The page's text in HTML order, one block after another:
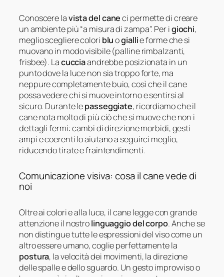
Conoscere lavista del caneci permette di creare
un ambiente più “a misura di zampa”. Per igiochi,
meglio scegliere colori bluogiallie forme che si
muovano in modo visibile (palline rimbalzanti,
frisbee). Lacucciaandrebbe posizionata in un
punto dove la luce non sia troppo forte, ma
neppure completamente buio, così che il cane
possa vedere chi si muove intorno e sentirsi al
sicuro. Durante lepasseggiate, ricordiamo che il
cane nota molto di più ciò che si muove che non i
dettagli fermi: cambi di direzione morbidi, gesti
ampi e coerenti lo aiutano a seguirci meglio,
riducendo tirate e fraintendimenti.
Comunicazione visiva: cosa il cane vede di
noi
Oltre ai colori e alla luce, il cane legge con grande
attenzione il nostrolinguaggio del corpo. Anche se
non distingue tutte le espressioni del viso come un
altro essere umano, coglie perfettamente la
postura, la velocità dei movimenti, la direzione
delle spalle e dello sguardo. Un gesto improvviso o